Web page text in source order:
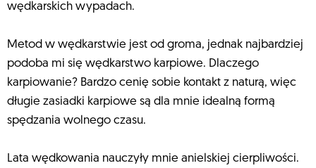
wędkarskich wypadach.
Metod w wędkarstwie jest od groma, jednak najbardziej
podoba mi się wędkarstwo karpiowe. Dlaczego
karpiowanie? Bardzo cenię sobie kontakt z naturą, więc
długie zasiadki karpiowe są dla mnie idealną formą
spędzania wolnego czasu.
Lata wędkowania nauczyły mnie anielskiej cierpliwości.